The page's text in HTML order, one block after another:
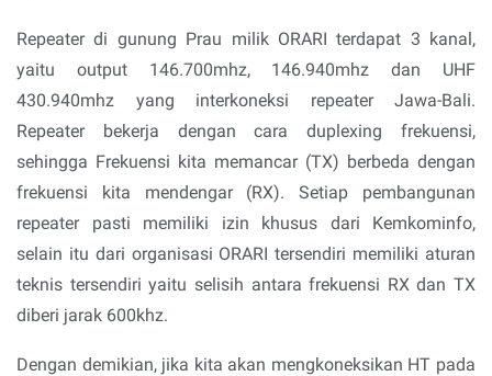
Repeater di gunung Prau milik ORARI terdapat 3 kanal,
yaitu output 146.700mhz, 146.940mhz dan UHF
430.940mhz yang interkoneksi repeater Jawa-Bali.
Repeater bekerja dengan cara duplexing frekuensi,
sehingga Frekuensi kita memancar (TX) berbeda dengan
frekuensi kita mendengar (RX). Setiap pembangunan
repeater pasti memiliki izin khusus dari Kemkominfo,
selain itu dari organisasi ORARI tersendiri memiliki aturan
teknis tersendiri yaitu selisih antara frekuensi RX dan TX
diberi jarak 600khz.
Dengan demikian, jika kita akan mengkoneksikan HT pada